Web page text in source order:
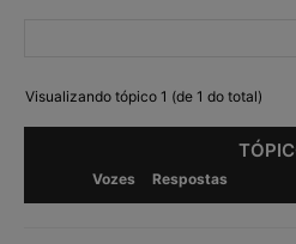
Visualizando tópico 1 (de 1 do total)
Vozes Respostas